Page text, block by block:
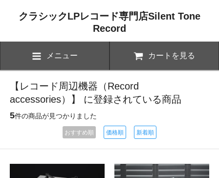
クラシックLPレコード専門店Silent Tone
Record
メニュー カートを見る
【レコード周辺機器（Record
accessories）】 に登録されている商品
5件の商品が見つかりました
おすすめ順 価格順 新着順